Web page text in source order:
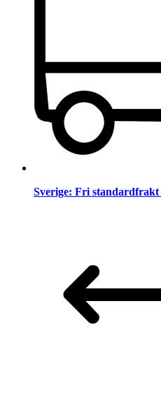
Sverige: Fri standardfrakt